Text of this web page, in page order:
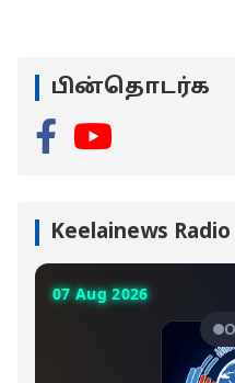
பின்தொடர்க
Keelainews Radio